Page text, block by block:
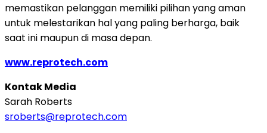
memastikan pelanggan memiliki pilihan yang aman
untuk melestarikan hal yang paling berharga, baik
saat ini maupun di masa depan.
www.reprotech.com
Kontak Media
Sarah Roberts
sroberts@reprotech.com